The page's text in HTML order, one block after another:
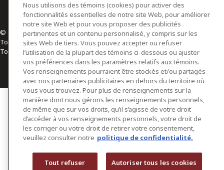
© 2026 Osler, Hoskin & Harcourt S.E.N.C.R.L./s.r.l.
Tous droits réservés
Toronto | Montréal | Calgary | Vancouver | Ottawa | New York
Nous utilisons des témoins (cookies) pour activer des
fonctionnalités essentielles de notre site Web, pour améliorer
notre site Web et pour vous proposer des publicités
pertinentes et un contenu personnalisé, y compris sur les
sites Web de tiers. Vous pouvez accepter ou refuser
l’utilisation de la plupart des témoins ci-dessous ou ajuster
vos préférences dans les paramètres relatifs aux témoins.
Vos renseignements pourraient être stockés et/ou partagés
avec nos partenaires publicitaires en dehors du territoire où
vous vous trouvez. Pour plus de renseignements sur la
manière dont nous gérons les renseignements personnels,
de même que sur vos droits, qu’il s’agisse de votre droit
d’accéder à vos renseignements personnels, votre droit de
les corriger ou votre droit de retirer votre consentement,
veuillez consulter notre politique de confidentialité.
Tout refuser Autoriser tous les cookies